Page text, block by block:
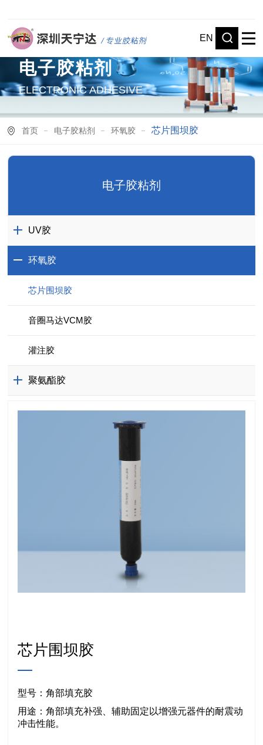
EN
电子胶粘剂
ELECTRONIC ADHESIVE
首页 电子胶粘剂 环氧胶 芯片围坝胶
电子胶粘剂
UV胶
环氧胶
芯片围坝胶
音圈马达VCM胶
灌注胶
聚氨酯胶
芯片围坝胶
型号：角部填充胶
用途：角部填充补强、辅助固定以增强元器件的耐震动
冲击性能。